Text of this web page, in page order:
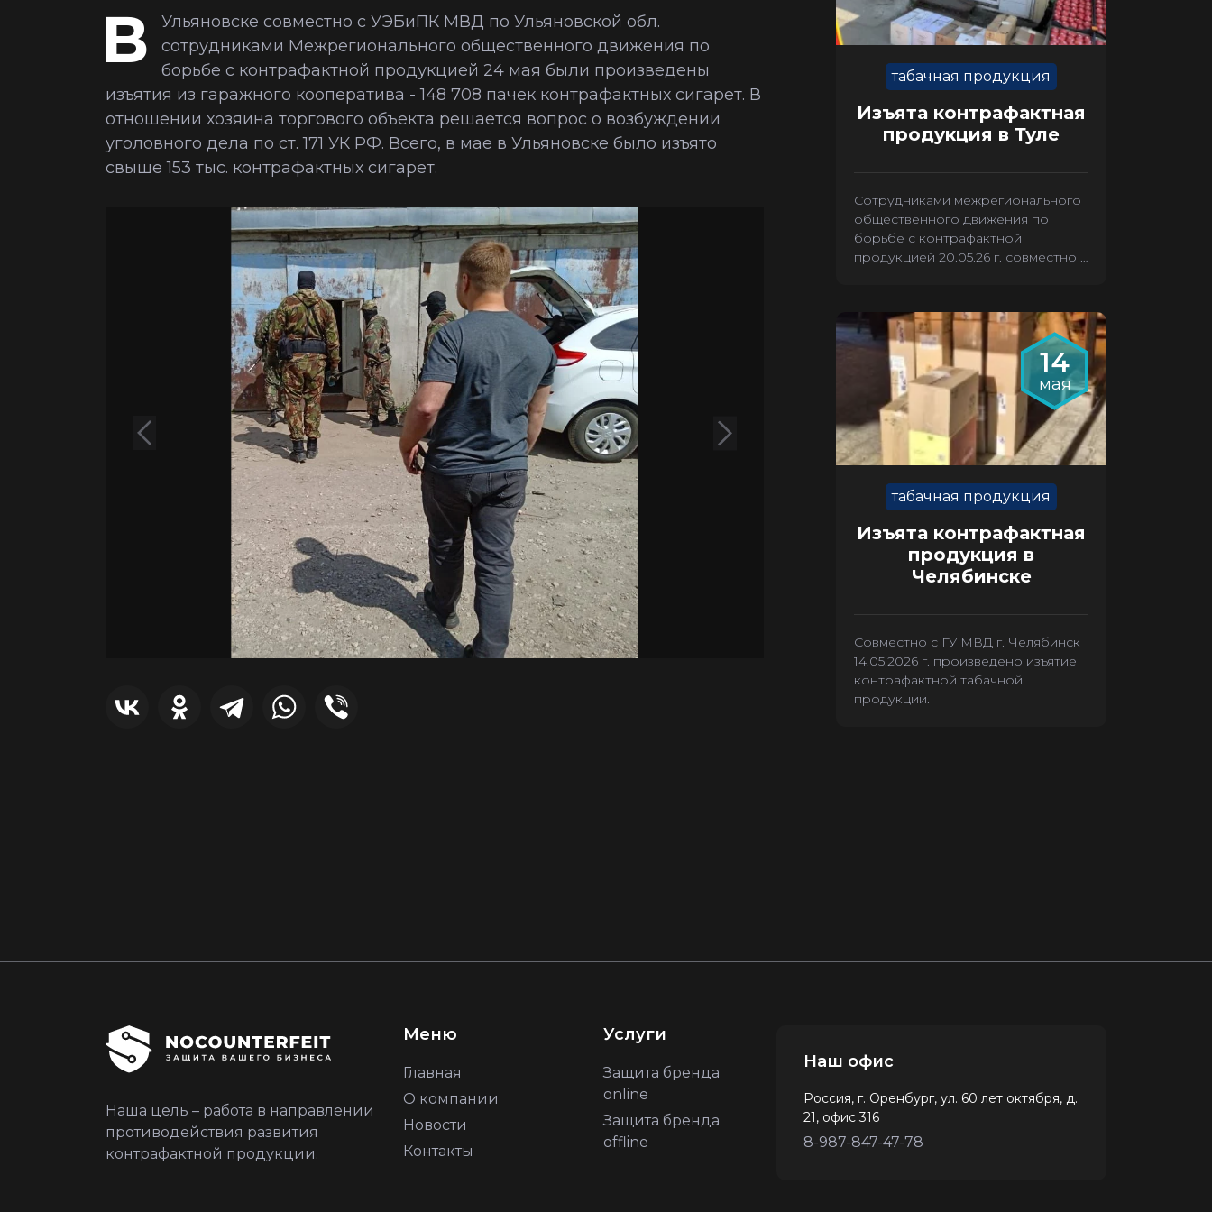
В
Ульяновске совместно с УЭБиПК МВД по Ульяновской обл.
сотрудниками Межрегионального общественного движения по
борьбе с контрафактной продукцией 24 мая были произведены
изъятия из гаражного кооператива - 148 708 пачек контрафактных сигарет. В
отношении хозяина торгового объекта решается вопрос о возбуждении
уголовного дела по ст. 171 УК РФ. Всего, в мае в Ульяновске было изъято
свыше 153 тыс. контрафактных сигарет.
табачная продукция
Изъята контрафактная
продукция в Туле
Сотрудниками межрегионального
общественного движения по
борьбе с контрафактной
продукцией 20.05.26 г. совместно с
произведено изъятие 2636 пачек
контрафактных сигарет.
14
мая
табачная продукция
Изъята контрафактная
продукция в
Челябинске
Совместно с ГУ МВД г. Челябинск
14.05.2026 г. произведено изъятие
контрафактной табачной
продукции.
Наша цель – работа в направлении
противодействия развития
контрафактной продукции.
Меню
Главная
О компании
Новости
Контакты
Услуги
Защита бренда
online
Защита бренда
offline
Наш офис
Россия, г. Оренбург, ул. 60 лет октября, д.
21, офис 316
8-987-847-47-78